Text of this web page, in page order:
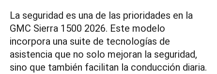
La seguridad es una de las prioridades en la
GMC Sierra 1500 2026. Este modelo
incorpora una suite de tecnologías de
asistencia que no solo mejoran la seguridad,
sino que también facilitan la conducción diaria.